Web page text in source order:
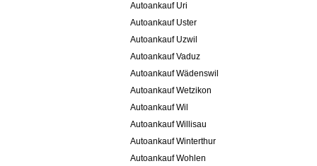
Autoankauf Uri
Autoankauf Uster
Autoankauf Uzwil
Autoankauf Vaduz
Autoankauf Wädenswil
Autoankauf Wetzikon
Autoankauf Wil
Autoankauf Willisau
Autoankauf Winterthur
Autoankauf Wohlen